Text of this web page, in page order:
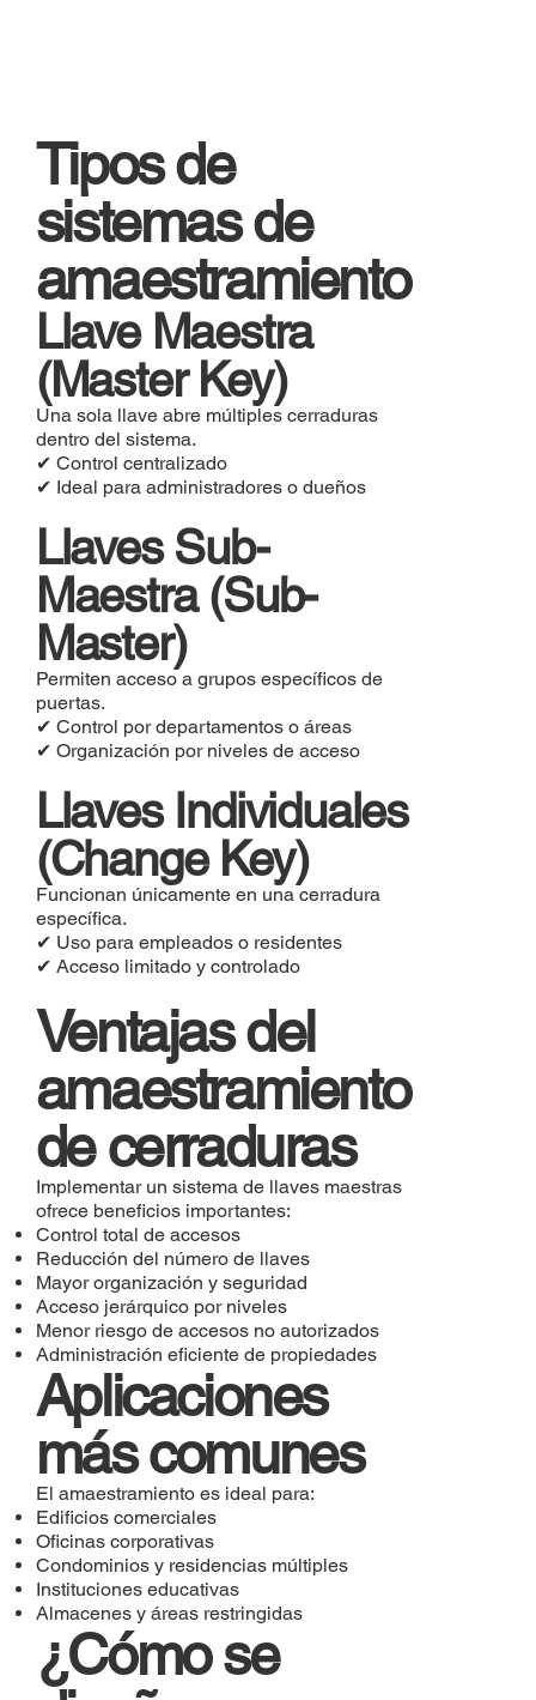
Tipos de
sistemas de
amaestramiento
Llave Maestra
(Master Key)
Una sola llave abre múltiples cerraduras
dentro del sistema.
✔ Control centralizado
✔ Ideal para administradores o dueños
Llaves Sub-
Maestra (Sub-
Master)
Permiten acceso a grupos específicos de
puertas.
✔ Control por departamentos o áreas
✔ Organización por niveles de acceso
Llaves Individuales
(Change Key)
Funcionan únicamente en una cerradura
específica.
✔ Uso para empleados o residentes
✔ Acceso limitado y controlado
Ventajas del
amaestramiento
de cerraduras
Implementar un sistema de llaves maestras
ofrece beneficios importantes:
Control total de accesos
Reducción del número de llaves
Mayor organización y seguridad
Acceso jerárquico por niveles
Menor riesgo de accesos no autorizados
Administración eficiente de propiedades
Aplicaciones
más comunes
El amaestramiento es ideal para:
Edificios comerciales
Oficinas corporativas
Condominios y residencias múltiples
Instituciones educativas
Almacenes y áreas restringidas
¿Cómo se